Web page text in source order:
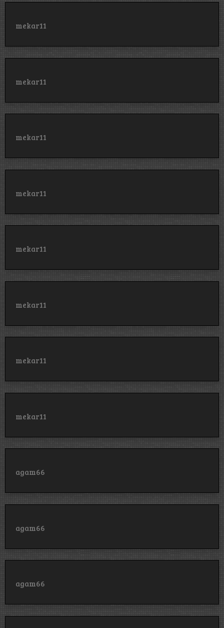
mekar11
mekar11
mekar11
mekar11
mekar11
mekar11
mekar11
mekar11
agam66
agam66
agam66